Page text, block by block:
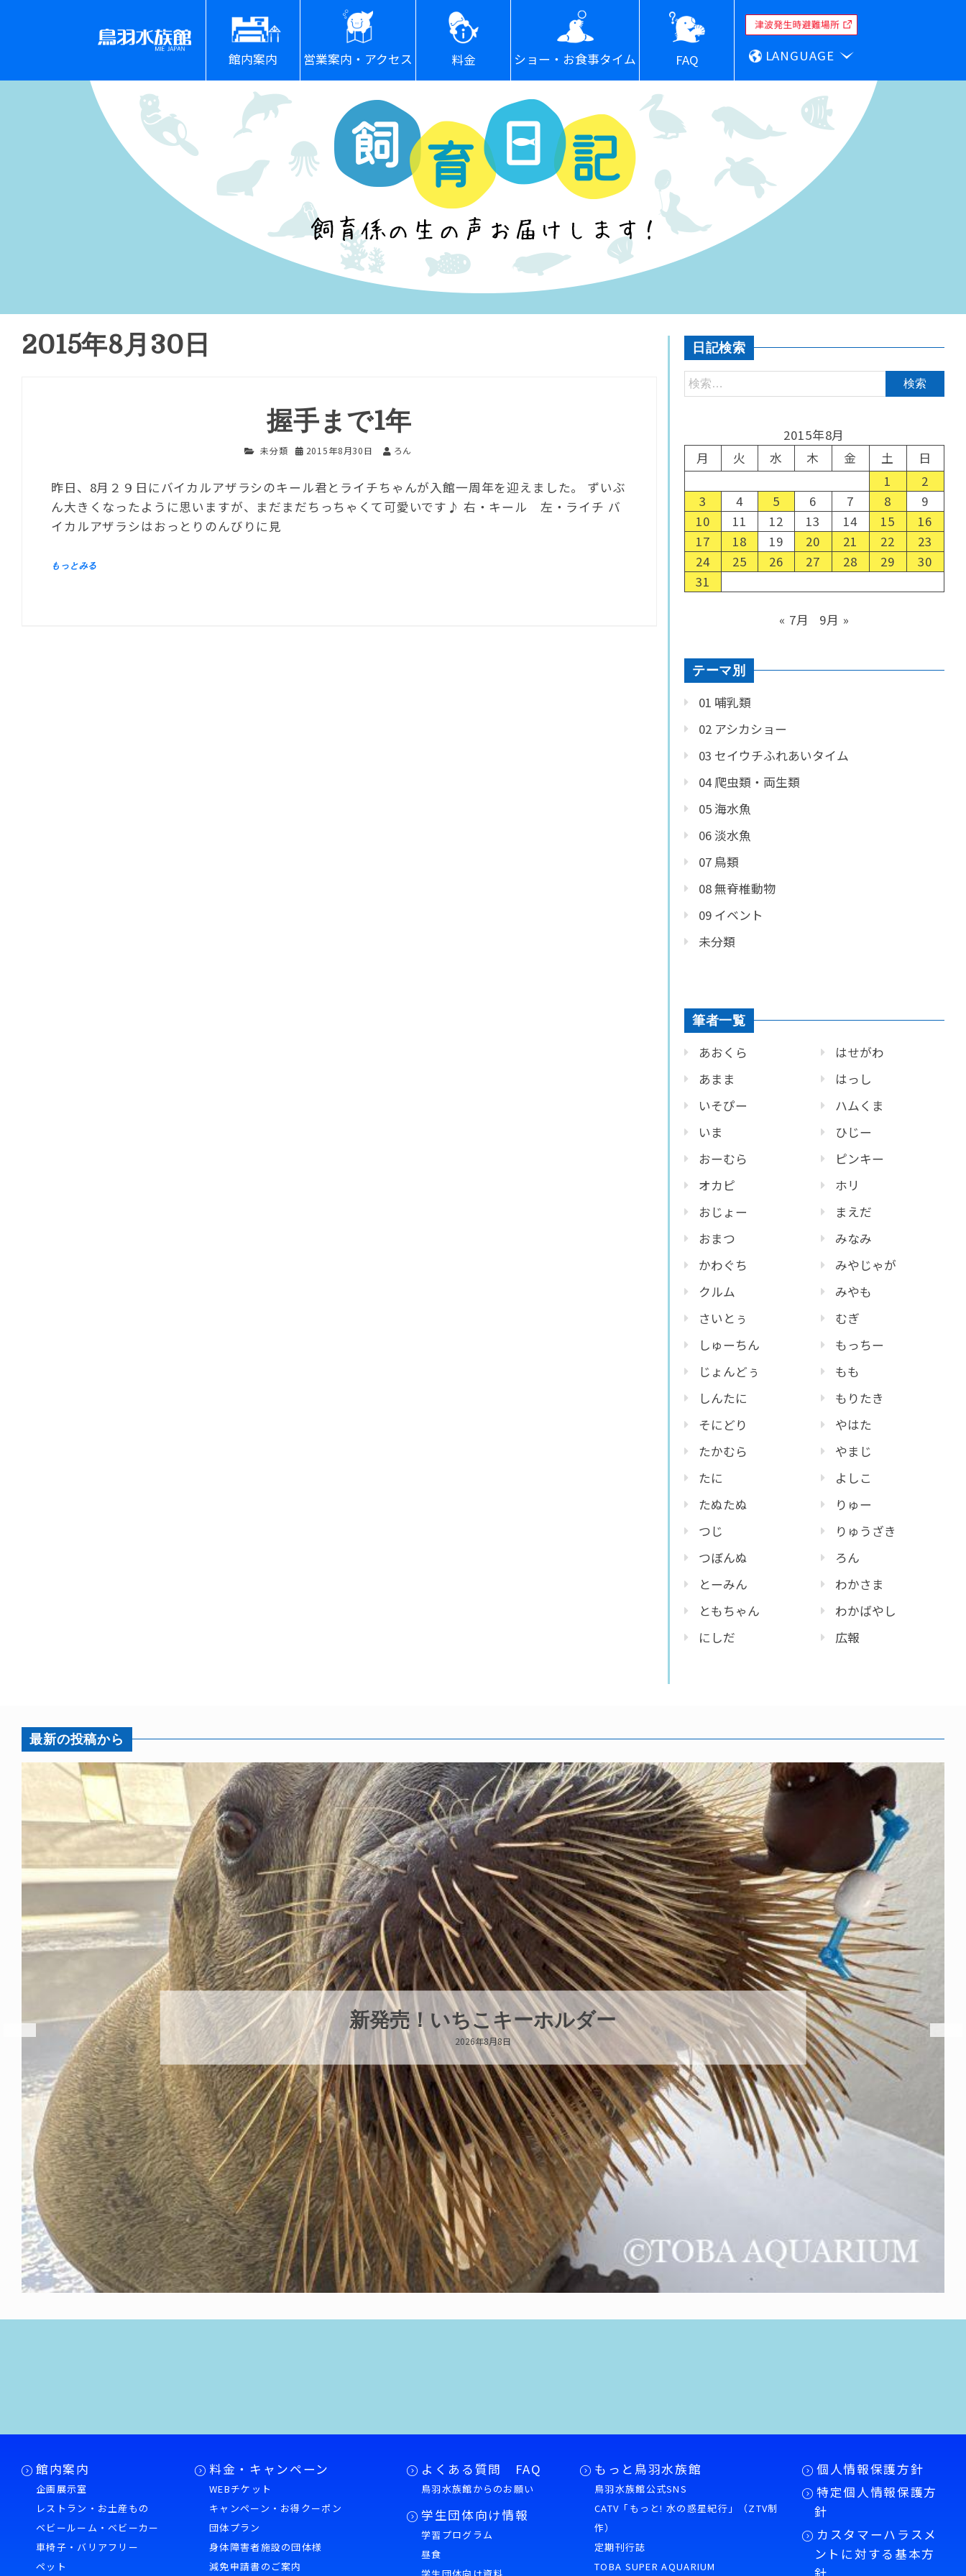
館内案内 営業案内・アクセス 料金 ショー・お食事タイム FAQ LANGUAGE
2015年8月30日
握手まで1年
未分類 2015年8月30日 ろん
昨日、8月２９日にバイカルアザラシのキール君とライチちゃんが入館一周年を迎えました。 ずいぶ
ん大きくなったように思いますが、まだまだちっちゃくて可愛いです♪ 右・キール 左・ライチ バ
イカルアザラシはおっとりのんびりに見
日記検索
2015年8月
月
火 水 木 金 土
日
1
2
3
4 5 6 7 8
9
10
11 12 13 14 15
16
17
18 19 20 21 22
23
24
25 26 27 28 29
30
31
« 7月 9月 »
テーマ別
01 哺乳類
02 アシカショー
03 セイウチふれあいタイム
04 爬虫類・両生類
05 海水魚
06 淡水魚
07 鳥類
08 無脊椎動物
09 イベント
未分類
筆者一覧
あおくら
あまま
いそぴー
いま
おーむら
オカピ
おじょー
おまつ
かわぐち
クルム
さいとぅ
しゅーちん
じょんどぅ
しんたに
そにどり
たかむら
たに
たぬたぬ
つじ
つぼんぬ
とーみん
ともちゃん
にしだ
はせがわ
はっし
ハムくま
ひじー
ピンキー
ホリ
まえだ
みなみ
みやじゃが
みやも
むぎ
もっちー
もも
もりたき
やはた
やまじ
よしこ
りゅー
りゅうざき
ろん
わかさま
わかばやし
広報
最新の投稿から
新発売！いちこキーホルダー
2026年8月8日
館内案内
企画展示室
レストラン・お土産もの
ベビールーム・ベビーカー
車椅子・バリアフリー
ペット
料金・キャンペーン
WEBチケット
キャンペーン・お得クーポン
団体プラン
身体障害者施設の団体様
減免申請書のご案内
よくある質問 FAQ
鳥羽水族館からのお願い
学生団体向け情報
学習プログラム
昼食
もっと鳥羽水族館
鳥羽水族館公式SNS
CATV「もっと! 水の惑星紀行」（ZTV制
作）
定期刊行誌
TOBA SUPER AQUARIUM
個人情報保護方針
特定個人情報保護方
針
カスタマーハラスメ
ントに対する基本方